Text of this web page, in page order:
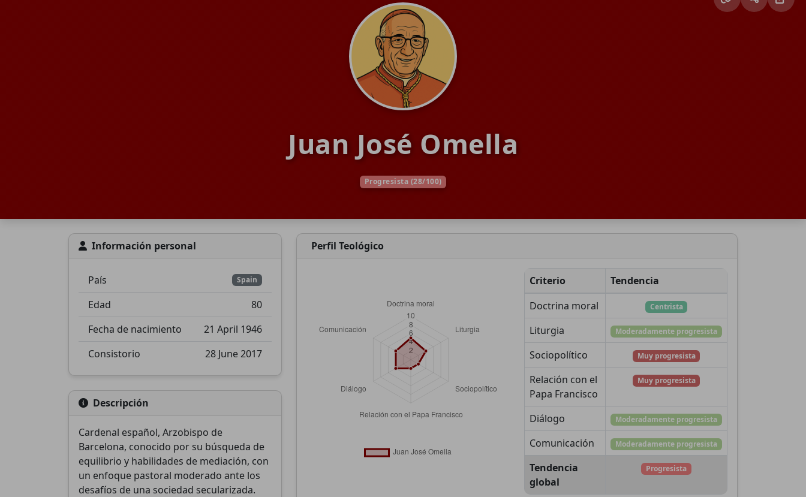
Juan José Omella
Progresista (28/100)
Información personal
País Spain
Edad
80
Fecha de nacimiento
21 April 1946
Consistorio
28 June 2017
Descripción
Cardenal español, Arzobispo de
Barcelona, conocido por su búsqueda de
equilibrio y habilidades de mediación, con
un enfoque pastoral moderado ante los
desafíos de una sociedad secularizada.
Perfil Teológico
Criterio
Tendencia
Doctrina moral
Centrista
Liturgia Moderadamente progresista
Sociopolítico Muy progresista
Relación con el
Papa Francisco
Muy progresista
Diálogo Moderadamente progresista
Comunicación Moderadamente progresista
Tendencia
global
Progresista